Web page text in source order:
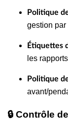
Politique
gestion par
Étiquettes
les
Politique
avant/
🔒 Contrôle